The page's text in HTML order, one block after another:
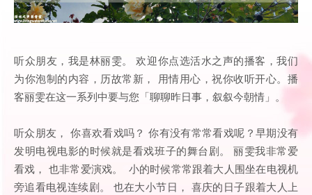
听众朋友，我是林丽雯。 欢迎你点选活水之声的播客，我们
为你泡制的内容，历故常新， 用情用心，祝你收听开心。播
客丽雯在这一系列中要与您「聊聊昨日事，叙叙今朝情」。
听众朋友， 你喜欢看戏吗？ 你有没有常常看戏呢？早期没有
发明电视电影的时候就是看戏班子的舞台剧。 丽雯我非常爱
看戏， 也非常爱演戏。 小的时候常常跟着大人围坐在电视机
旁追看电视连续剧。 也在大小节日， 喜庆的日子跟着大人上